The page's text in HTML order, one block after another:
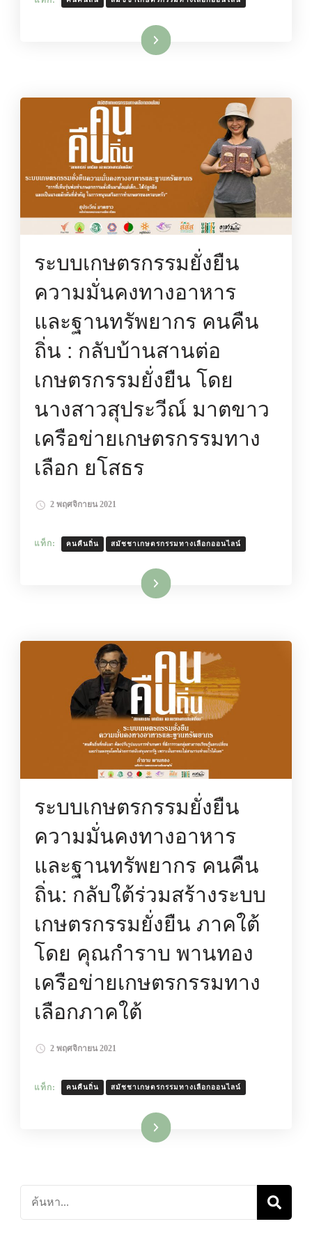
อ่านเพิ่มเติม
ระบบเกษตรกรรมยั่งยืน
ความมั่นคงทางอาหาร
และฐานทรัพยากร คนคืน
ถิ่น : กลับบ้านสานต่อ
เกษตรกรรมยั่งยืน โดย
นางสาวสุประวีณ์ มาตขาว
เครือข่ายเกษตรกรรมทาง
เลือก ยโสธร
2 พฤศจิกายน 2021
แท็ก: คนคืนถิ่น สมัชชาเกษตรกรรมทางเลือกออนไลน์
อ่านเพิ่มเติม
ระบบเกษตรกรรมยั่งยืน
ความมั่นคงทางอาหาร
และฐานทรัพยากร คนคืน
ถิ่น: กลับใต้ร่วมสร้างระบบ
เกษตรกรรมยั่งยืน ภาคใต้
โดย คุณกำราบ พานทอง
เครือข่ายเกษตรกรรมทาง
เลือกภาคใต้
2 พฤศจิกายน 2021
แท็ก: คนคืนถิ่น สมัชชาเกษตรกรรมทางเลือกออนไลน์
อ่านเพิ่มเติม
ค้นหา
เกี่ยว